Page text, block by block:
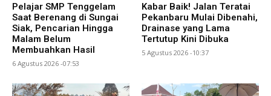
Pelajar SMP Tenggelam
Saat Berenang di Sungai
Siak, Pencarian Hingga
Malam Belum
Membuahkan Hasil
6 Agustus 2026 -07:53
Kabar Baik! Jalan Teratai
Pekanbaru Mulai Dibenahi,
Drainase yang Lama
Tertutup Kini Dibuka
5 Agustus 2026 -10:37